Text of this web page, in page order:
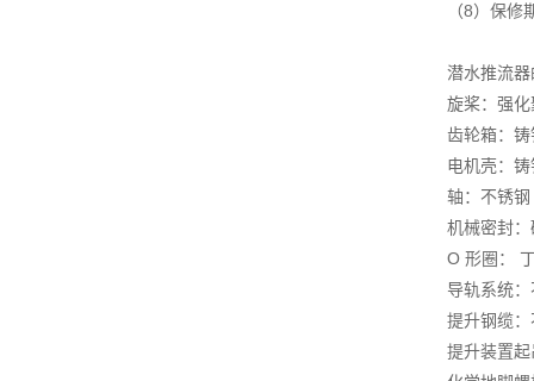
（8）保
潜水推流
旋桨：强
齿轮箱：
电机壳：
轴：不锈钢
机械密封
O 形圈：
导轨系统
提升钢缆
提升装置